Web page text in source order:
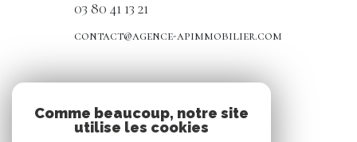
03 80 41 13 21
contact@agence-apimmobilier.com
Nous suivre
Comme beaucoup, notre site
utilise les cookies